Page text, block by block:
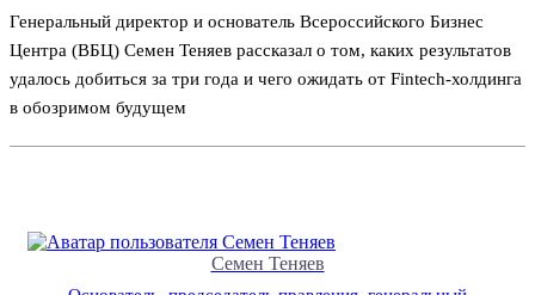
Генеральный директор и основатель Всероссийского Бизнес
Центра (ВБЦ) Семен Теняев рассказал о том, каких результатов
удалось добиться за три года и чего ожидать от Fintech-холдинга
в обозримом будущем
Семен Теняев